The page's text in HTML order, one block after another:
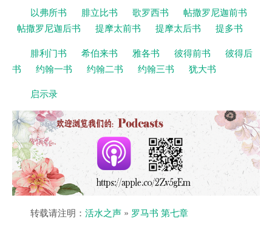
以弗所书
腓立比书 歌罗西书
帖撒罗尼迦前书
帖撒罗尼迦后书
提摩太前书 提摩太后书
提多书
腓利门书
希伯来书 雅各书 彼得前书
彼得后
书
约翰一书 约翰二书 约翰三书
犹大书
启示录
转载请注明： 活水之声 » 罗马书 第七章